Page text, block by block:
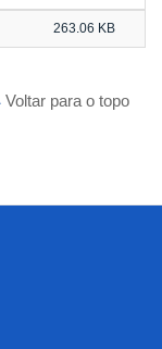
263.06 KB
Voltar para o topo